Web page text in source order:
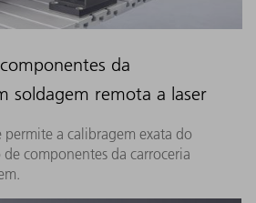
da
soldagem remota a laser
a calibragem exata do
componentes da carroceria